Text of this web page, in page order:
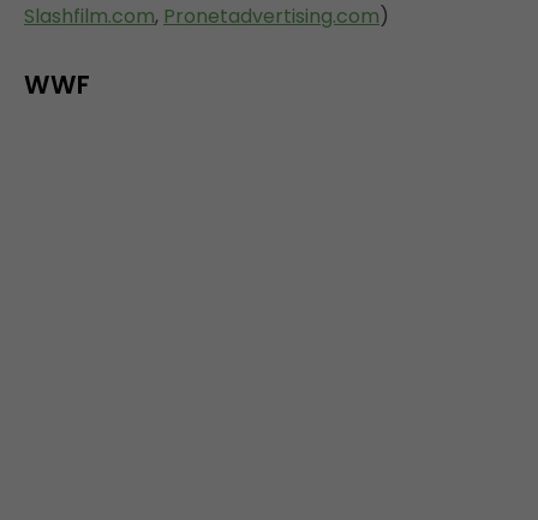
Slashfilm.com, Pronetadvertising.com)
WWF